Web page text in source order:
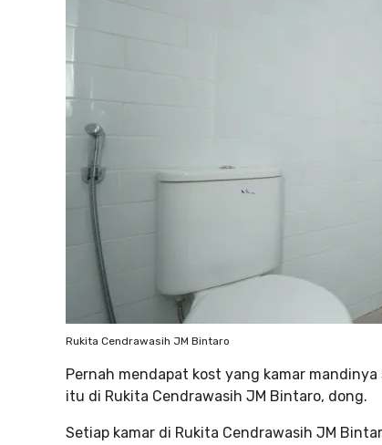
Rukita Cendrawasih JM Bintaro
Pernah mendapat kost yang kamar
itu di Rukita Cendrawasih JM Bintaro, dong.
Setiap kamar di Rukita Cendrawasih JM